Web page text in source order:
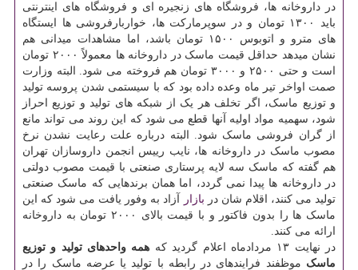
در داروخانه ها، فروشگاه های زنجیره ای و فروشگاه های اینترنتی
باید ۱۳۰۰ تومان و در سوپرمارکت ها، خواربارفروشی ها ایستگاه
های مترو و اتوبوس ۱۵۰۰ تومان باشد، اما مشاهدات میدانی هم
نشان میدهد حداقل قیمت ماسک در داروخانه ها معمولاً ۲۰۰۰ تومان
است و حتی ۲۵۰۰ و ۳۰۰۰ تومان هم فروخته می شود. البته وزارت
صمت اواخر تیر ماه وعده داده بود که با سیستمی شدن پروسه تولید
و توزیع ماسک، اگر تخلف هر یک از شبکه های تولید و توزیع احراز
شود، سهمیه مواد اولیه آنها قطع می شود که این روند می تواند مانع
از گران فروشی ماسک شود. البته درباره علت رعایت نشدن نرخ
مصوب ماسک در داروخانه ها، نایب رییس انجمن داروسازان تهران
هم گفته که ماسک سه لایه پرستاری صنعتی با قیمت مصوب دولتی
در داروخانه ها پیدا نمی گردد، اما همان برندهایی که ماسک صنعتی
تولید می کنند، اقلام شان در بازار
آزاد به وفور یافت می شود که این
ماسک ها را بدون فاکتور و با قیمت بالای ۲۰۰۰ تومان به داروخانه
ارائه می کنند.
در نهایت ۱۳ مردادماه اعلام گردید که
همه واحدهای تولید و توزیع
ماسک موظفند فرایندهای در رابطه با تولید یا عرضه ماسک را در